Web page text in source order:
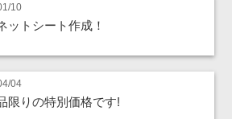
10
ットシート作成！
04
限りの特別価格です!